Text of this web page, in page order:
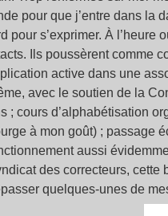
pour que j’entre dans la
pour s’exprimer. À
Ils poussèrent comme
active dans une
avec le soutien de la
; cours d’alphabétisation
à mon goût) ; passage
aussi
des correcteurs, cette
quelques-unes de